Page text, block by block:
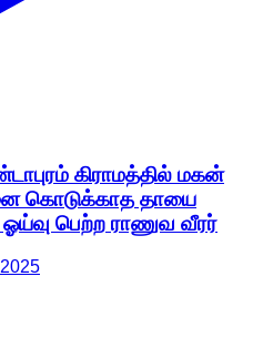
கிராமத்தில் மகன்
கொடுக்காத தாயை
பெற்ற ராணுவ வீரர்